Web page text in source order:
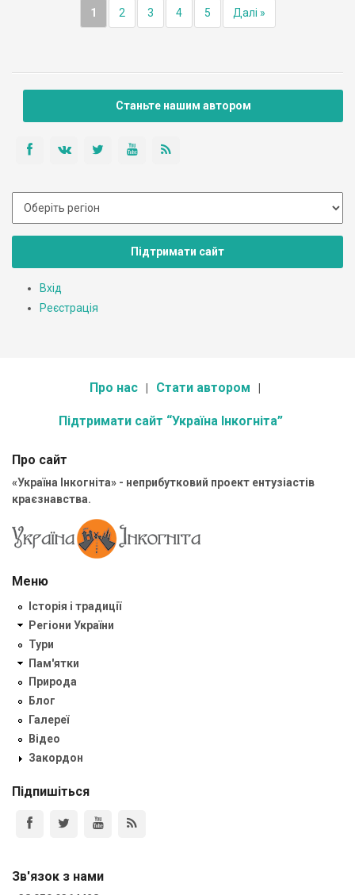
1 2 3 4 5 Далі »
Станьте нашим автором
Підтримати сайт
Вхід
Реєстрація
Про нас Стати автором
Підтримати сайт “Україна Інкогніта”
Про сайт
«Україна Інкогніта» - неприбутковий проект ентузіастів
краєзнавства.
Меню
Історія і традиції
Регіони України
Тури
Пам'ятки
Природа
Блог
Галереї
Відео
Закордон
Підпишіться
Зв'язок з нами